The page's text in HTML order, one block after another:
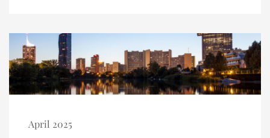
April 2025